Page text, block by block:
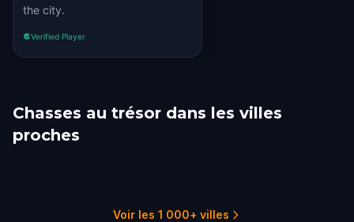
the city.
Verified Player
Chasses au trésor dans les villes
proches
Voir les 1 000+ villes